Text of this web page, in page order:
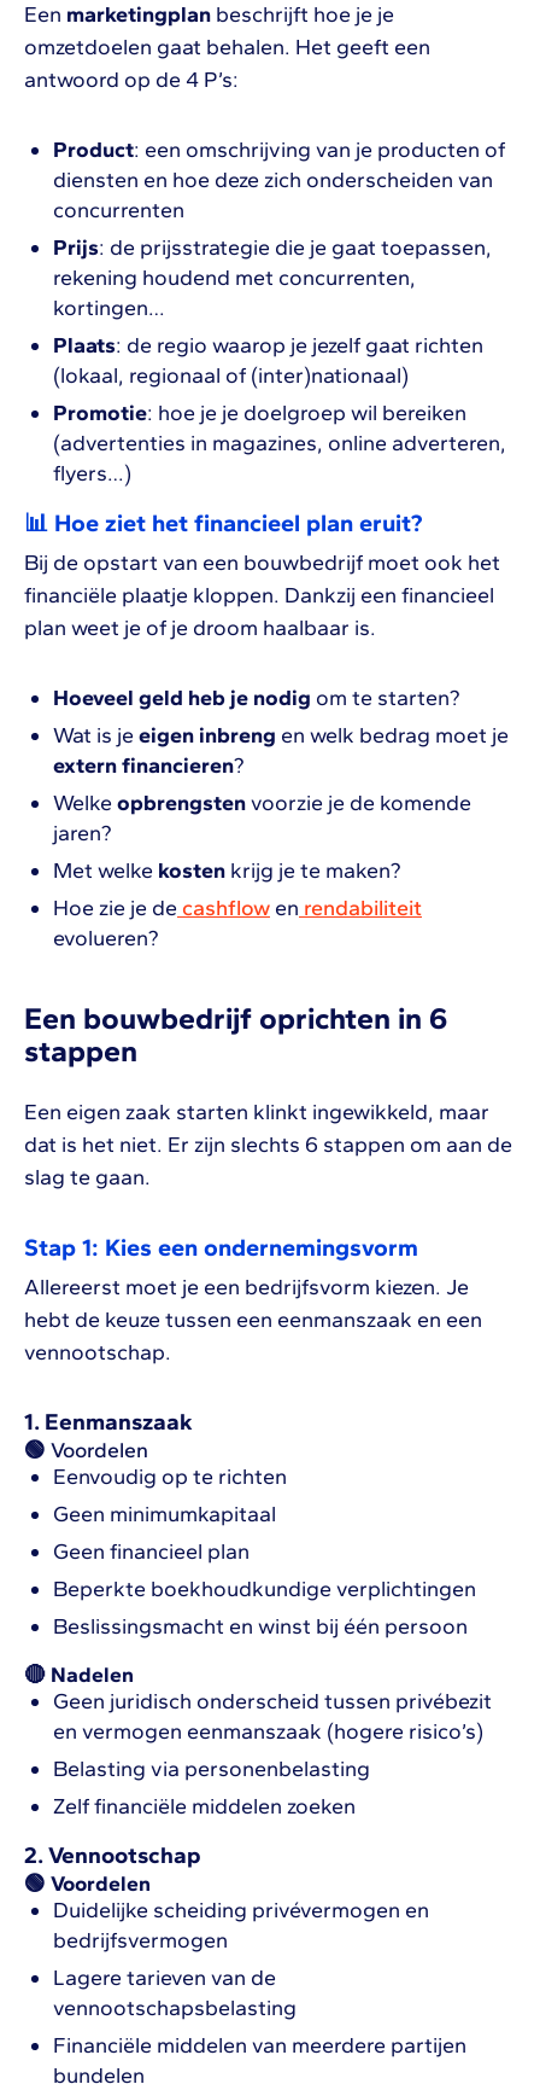
Een marketingplan beschrijft hoe je je
omzetdoelen gaat behalen. Het geeft een
antwoord op de 4 P’s:
Product: een omschrijving van je producten of
diensten en hoe deze zich onderscheiden van
concurrenten
Prijs: de prijsstrategie die je gaat toepassen,
rekening houdend met concurrenten,
kortingen…
Plaats: de regio waarop je jezelf gaat richten
(lokaal, regionaal of (inter)nationaal)
Promotie: hoe je je doelgroep wil bereiken
(advertenties in magazines, online adverteren,
flyers…)
📊 Hoe ziet het financieel plan eruit?
Bij de opstart van een bouwbedrijf moet ook het
financiële plaatje kloppen. Dankzij een financieel
plan weet je of je droom haalbaar is.
Hoeveel geld heb je nodig om te starten?
Wat is je eigen inbreng en welk bedrag moet je
extern financieren?
Welke opbrengstenvoorzie je de komende
jaren?
Met welke kosten krijg je te maken?
Hoe zie je de cashflow en rendabiliteit
evolueren?
Een bouwbedrijf oprichten in 6
stappen
Een eigen zaak starten klinkt ingewikkeld, maar
dat is het niet. Er zijn slechts 6 stappen om aan de
slag te gaan.
Stap 1: Kies een ondernemingsvorm
Allereerst moet je een bedrijfsvorm kiezen. Je
hebt de keuze tussen een eenmanszaak en een
vennootschap.
1. Eenmanszaak
🟢 Voordelen
Eenvoudig op te richten
Geen minimumkapitaal
Geen financieel plan
Beperkte boekhoudkundige verplichtingen
Beslissingsmacht en winst bij één persoon
🔴 Nadelen
Geen juridisch onderscheid tussen privébezit
en vermogen eenmanszaak (hogere risico’s)
Belasting via personenbelasting
Zelf financiële middelen zoeken
2. Vennootschap
🟢 Voordelen
Duidelijke scheiding privévermogen en
bedrijfsvermogen
Lagere tarieven van de
vennootschapsbelasting
Financiële middelen van meerdere partijen
bundelen